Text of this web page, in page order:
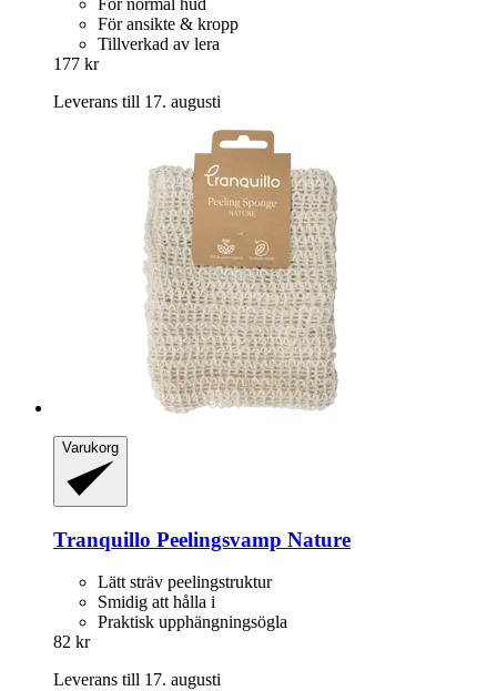
För normal hud
För ansikte & kropp
Tillverkad av lera
177 kr
Leverans till 17. augusti
Varukorg
Tranquillo Peelingsvamp Nature
Lätt sträv peelingstruktur
Smidig att hålla i
Praktisk upphängningsögla
82 kr
Leverans till 17. augusti